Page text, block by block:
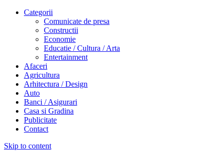
Categorii
Comunicate de presa
Constructii
Economie
Educatie / Cultura / Arta
Entertainment
Afaceri
Agricultura
Arhitectura / Design
Auto
Banci / Asigurari
Casa si Gradina
Publicitate
Contact
Skip to content